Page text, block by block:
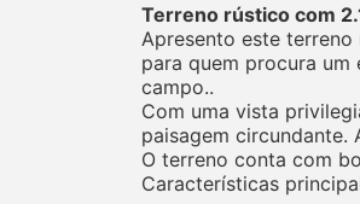
Terreno rústico com
Apresento este
para quem procura um
campo..
Com uma vista
paisagem
O terreno conta com
Características